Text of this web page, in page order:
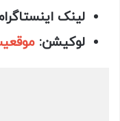
لینک
لوکیشن: